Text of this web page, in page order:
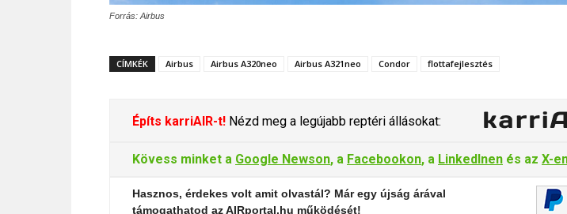
Forrás: Airbus
CÍMKÉK Airbus Airbus A320neo Airbus A321neo Condor flottafejlesztés
Építs karriAIR-t! Nézd meg a legújabb reptéri állásokat:
Kövess minket a Google Newson, a Facebookon, a LinkedInen és az X-
Hasznos, érdekes volt amit olvastál? Már egy újság árával
támogathatod az AIRportal.hu működését!